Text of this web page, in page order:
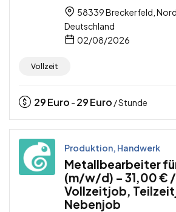
58339 Breckerfeld,
Deutschland
02/08/2026
Vollzeit
29Euro - 29Euro / Stunde
Produktion, Handwerk
Metallbearbeiter
(m/w/d) – 31,00 €
Vollzeitjob,
Nebenjob